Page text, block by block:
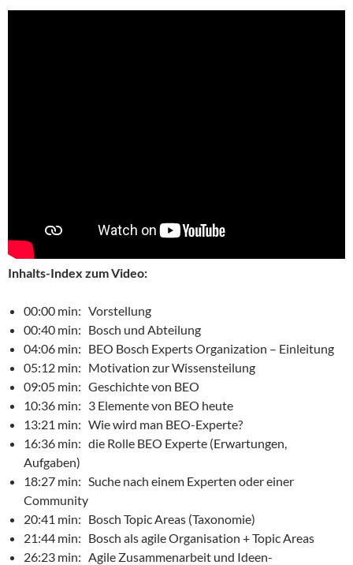
Inhalts-Index zum Video:
00:00 min: Vorstellung
00:40 min: Bosch und Abteilung
04:06 min: BEO Bosch Experts Organization – Einleitung
05:12 min: Motivation zur Wissensteilung
09:05 min: Geschichte von BEO
10:36 min: 3 Elemente von BEO heute
13:21 min: Wie wird man BEO-Experte?
16:36 min: die Rolle BEO Experte (Erwartungen,
Aufgaben)
18:27 min: Suche nach einem Experten oder einer
Community
20:41 min: Bosch Topic Areas (Taxonomie)
21:44 min: Bosch als agile Organisation + Topic Areas
26:23 min: Agile Zusammenarbeit und Ideen-